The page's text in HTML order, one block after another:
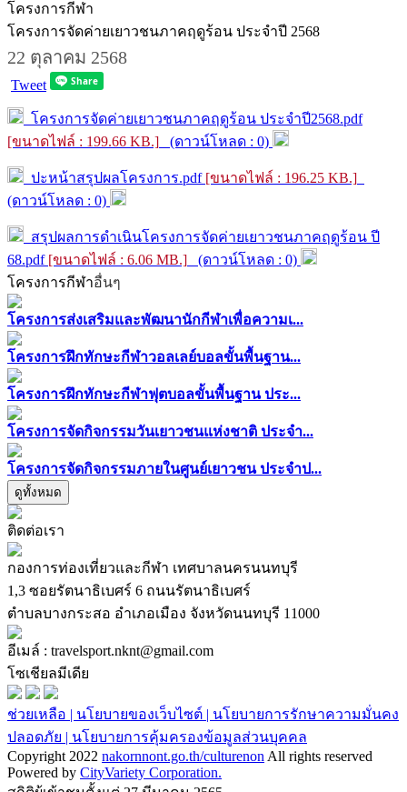
โครงการกีฬา
โครงการจัดค่ายเยาวชนภาคฤดูร้อน ประจำปี 2568
22 ตุลาคม 2568
Tweet
โครงการจัดค่ายเยาวชนภาคฤดูร้อน ประจำปี2568.pdf
[ขนาดไฟล์ : 199.66 KB.] (ดาวน์โหลด : 0)
ปะหน้าสรุปผลโครงการ.pdf [ขนาดไฟล์ : 196.25 KB.]
(ดาวน์โหลด : 0)
สรุปผลการดำเนินโครงการจัดค่ายเยาวชนภาคฤดูร้อน ปี
68.pdf [ขนาดไฟล์ : 6.06 MB.] (ดาวน์โหลด : 0)
โครงการกีฬาอื่นๆ
โครงการส่งเสริมและพัฒนานักกีฬาเพื่อความเ...
โครงการฝึกทักษะกีฬาวอลเลย์บอลขั้นพื้นฐาน...
โครงการฝึกทักษะกีฬาฟุตบอลขั้นพื้นฐาน ประ...
โครงการจัดกิจกรรมวันเยาวชนแห่งชาติ ประจำ...
โครงการจัดกิจกรรมภายในศูนย์เยาวชน ประจำป...
ดูทั้งหมด
ติดต่อเรา
กองการท่องเที่ยวและกีฬา เทศบาลนครนนทบุรี
1,3 ซอยรัตนาธิเบศร์ 6 ถนนรัตนาธิเบศร์
ตำบลบางกระสอ อำเภอเมือง จังหวัดนนทบุรี 11000
อีเมล์ : travelsport.nknt@gmail.com
โซเชียลมีเดีย
ช่วยเหลือ | นโยบายของเว็บไซต์ | นโยบายการรักษาความมั่นคง
ปลอดภัย | นโยบายการคุ้มครองข้อมูลส่วนบุคคล
Copyright 2022 nakornnont.go.th/culturenon All rights reserved
Powered by CityVariety Corporation.